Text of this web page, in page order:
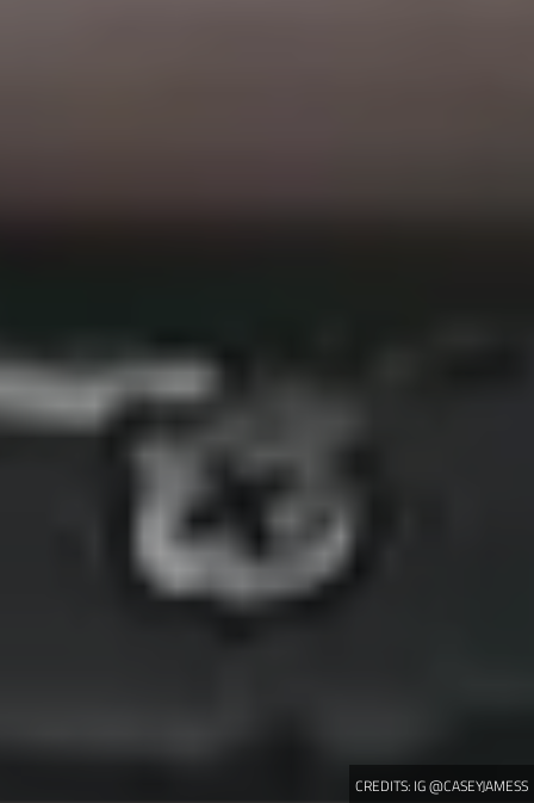
CREDITS: IG @CASEYJAMESS